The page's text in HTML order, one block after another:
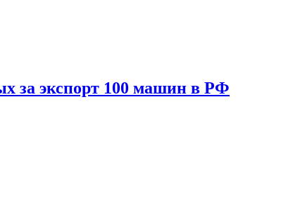
за экспорт 100 машин в РФ